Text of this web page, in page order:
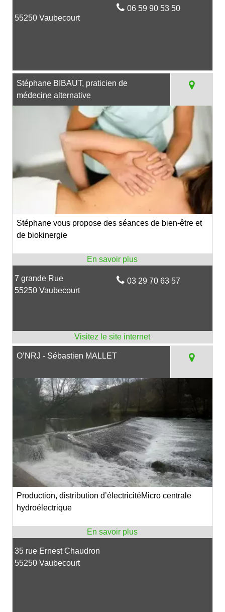
55250 Vaubecourt
06 59 90 53 50
Stéphane BIBAUT, praticien de
médecine alternative
Stéphane vous propose des séances de bien-être et
de biokinergie
7 grande Rue
55250 Vaubecourt
03 29 70 63 57
O’NRJ - Sébastien MALLET
Production, distribution d’électricitéMicro centrale
hydroélectrique
35 rue Ernest Chaudron
55250 Vaubecourt